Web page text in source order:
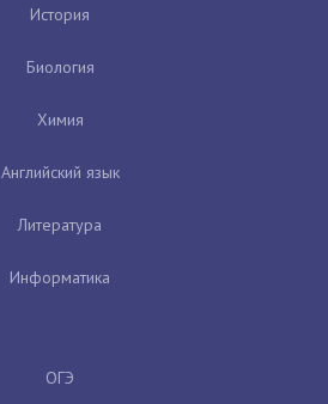
История
Биология
Химия
Английский язык
Литература
Информатика
ОГЭ